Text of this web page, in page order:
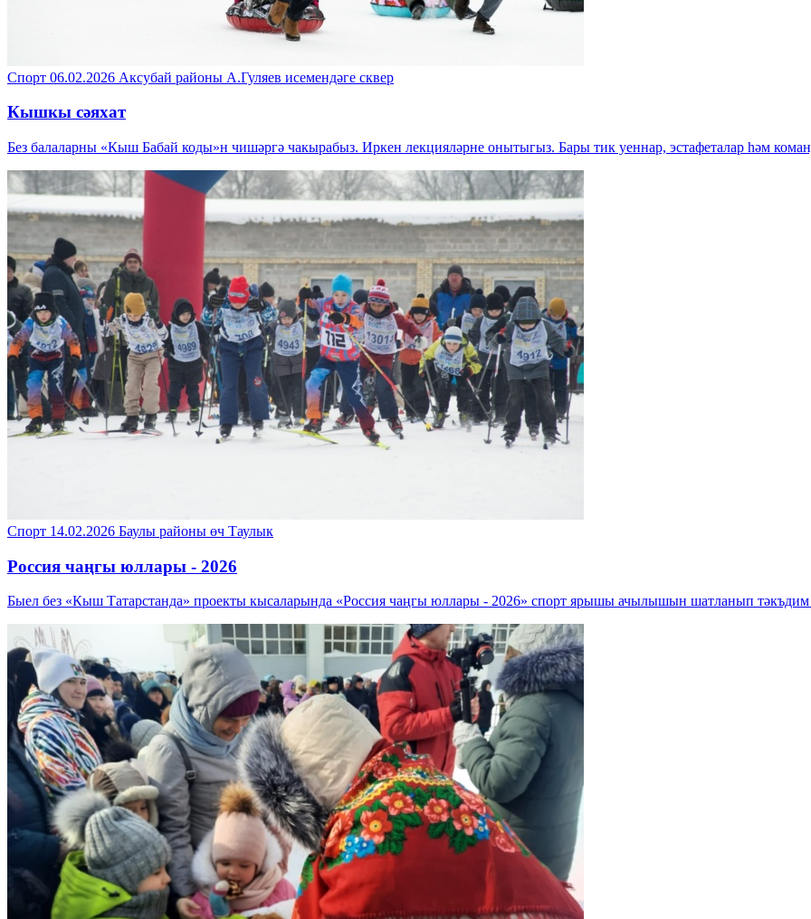
Спорт 06.02.2026 Аксубай районы А.Гуляев исемендәге сквер
Кышкы сәяхат
Без балаларны «Кыш Бабай коды»н чишәргә чакырабыз. Иркен лекцияләрне онытыгыз. Бары тик уеннар, эстафеталар һәм
Спорт 14.02.2026 Баулы районы өч Таулык
Россия чаңгы юллары - 2026
Быел без «Кыш Татарстанда» проекты кысаларында «Россия чаңгы юллары - 2026» спорт ярышы ачылышын шатланып